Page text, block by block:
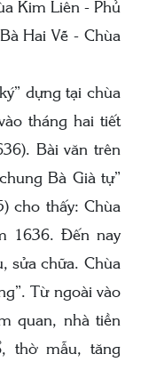
Kim Liên - Phủ
Hai Vẽ - Chùa
dựng tại chùa
tháng hai tiết
Bài văn trên
Bà Già tự”
cho thấy: Chùa
1636. Đến nay
sửa chữa. Chùa
Từ ngoài vào
quan, nhà tiền
thờ mẫu, tăng